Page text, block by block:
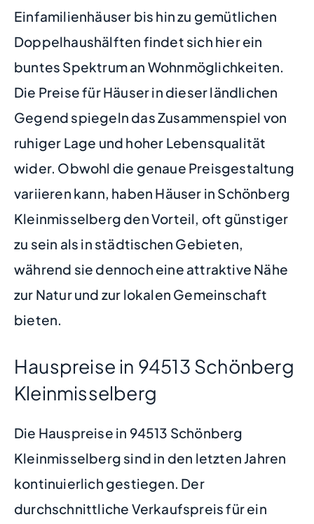
Einfamilienhäuser bis hin zu gemütlichen
Doppelhaushälften findet sich hier ein
buntes Spektrum an Wohnmöglichkeiten.
Die Preise für Häuser in dieser ländlichen
Gegend spiegeln das Zusammenspiel von
ruhiger Lage und hoher Lebensqualität
wider. Obwohl die genaue Preisgestaltung
variieren kann, haben Häuser in Schönberg
Kleinmisselberg den Vorteil, oft günstiger
zu sein als in städtischen Gebieten,
während sie dennoch eine attraktive Nähe
zur Natur und zur lokalen Gemeinschaft
bieten.
Hauspreise in 94513 Schönberg
Kleinmisselberg
Die Hauspreise in 94513 Schönberg
Kleinmisselberg sind in den letzten Jahren
kontinuierlich gestiegen. Der
durchschnittliche Verkaufspreis für ein